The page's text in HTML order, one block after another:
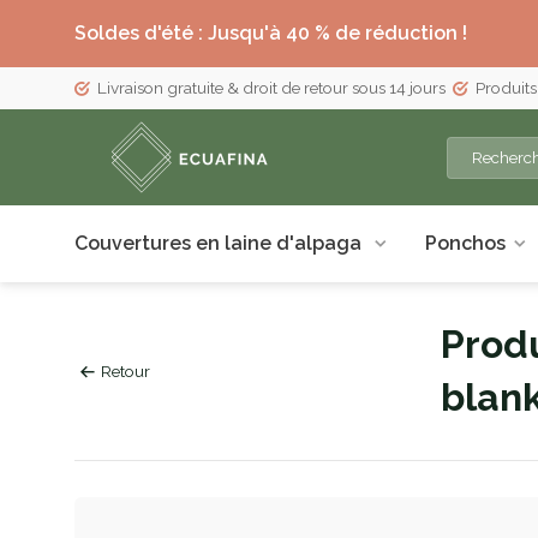
Soldes d'été : Jusqu'à 40 % de réduction !
Livraison gratuite & droit de retour sous 14 jours
Couvertures en laine d'alpaga Ponchos
Retour